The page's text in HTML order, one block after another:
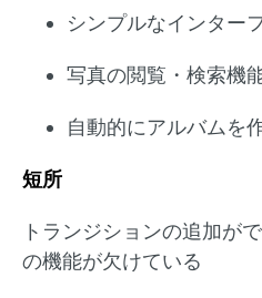
シンプルなインター
写真の閲覧・検索機
自動的にアルバムを
短所
トランジションの追加が
の機能が欠けている